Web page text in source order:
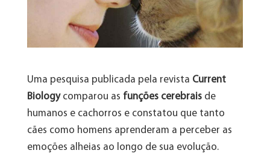
Uma pesquisa publicada pela revista Current
Biologycomparou as funções cerebraisde
humanos e cachorros e constatou que tanto
cães como homens aprenderam a perceber as
emoções alheias ao longo de sua evolução.